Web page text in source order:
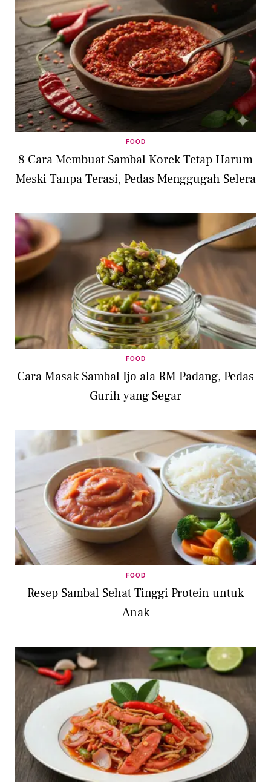
FOOD
8 Cara Membuat Sambal Korek Tetap Harum
Meski Tanpa Terasi, Pedas Menggugah Selera
FOOD
Cara Masak Sambal Ijo ala RM Padang, Pedas
Gurih yang Segar
FOOD
Resep Sambal Sehat Tinggi Protein untuk
Anak